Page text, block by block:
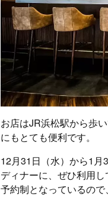
お店はJR浜松駅から歩
にもとても便利です。
12月31日（水）から1
ディナーに、ぜひ利用し
予約制となっているの